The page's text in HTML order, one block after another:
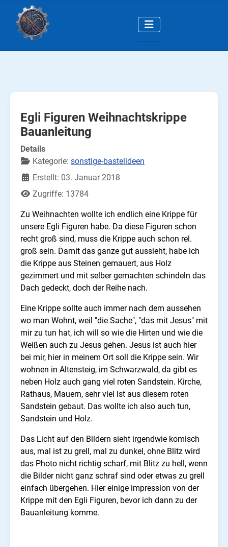
Egli Figuren Weihnachtskrippe
Bauanleitung
Details
Kategorie: sonstige-bastelideen
Erstellt: 03. Januar 2018
Zugriffe: 13784
Zu Weihnachten wollte ich endlich eine Krippe für
unsere Egli Figuren habe. Da diese Figuren schon
recht groß sind, muss die Krippe auch schon rel.
groß sein. Damit das ganze gut aussieht, habe ich
die Krippe aus Steinen gemauert, aus Holz
gezimmert und mit selber gemachten schindeln das
Dach gedeckt, doch der Reihe nach.
Eine Krippe sollte auch immer nach dem aussehen
wo man Wohnt, weil "die Sache", "das mit Jesus" mit
mir zu tun hat, ich will so wie die Hirten und wie die
Weißen auch zu Jesus gehen. Jesus ist auch hier
bei mir, hier in meinem Ort soll die Krippe sein. Wir
wohnen in Altensteig, im Schwarzwald, da gibt es
neben Holz auch gang viel roten Sandstein. Kirche,
Rathaus, Mauern, sehr viel ist aus diesem roten
Sandstein gebaut. Das wollte ich also auch tun,
Sandstein und Holz.
Das Licht auf den Bildern sieht irgendwie komisch
aus, mal ist zu grell, mal zu dunkel, ohne Blitz wird
das Photo nicht richtig scharf, mit Blitz zu hell, wenn
die Bilder nicht ganz schraf sind oder etwas zu grell
einfach übergehen. Hier einige impression von der
Krippe mit den Egli Figuren, bevor ich dann zu der
Bauanleitung komme.